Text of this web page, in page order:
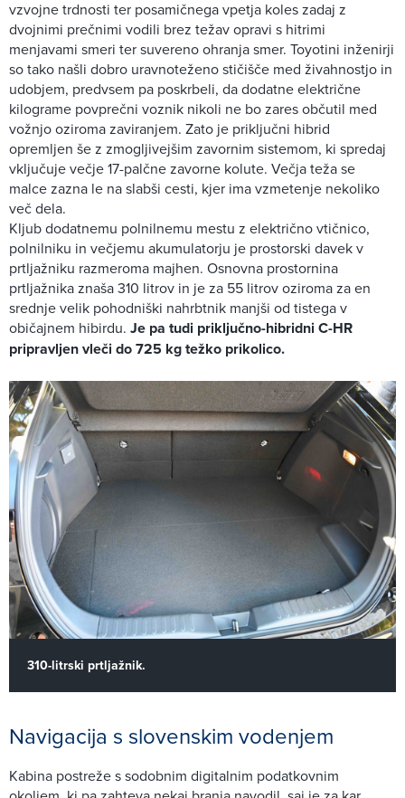
vzvojne trdnosti ter posamičnega vpetja koles zadaj z
dvojnimi prečnimi vodili brez težav opravi s hitrimi
menjavami smeri ter suvereno ohranja smer. Toyotini inženirji
so tako našli dobro uravnoteženo stičišče med živahnostjo in
udobjem, predvsem pa poskrbeli, da dodatne električne
kilograme povprečni voznik nikoli ne bo zares občutil med
vožnjo oziroma zaviranjem. Zato je priključni hibrid
opremljen še z zmogljivejšim zavornim sistemom, ki spredaj
vključuje večje 17-palčne zavorne kolute. Večja teža se
malce zazna le na slabši cesti, kjer ima vzmetenje nekoliko
več dela.
Kljub dodatnemu polnilnemu mestu z električno vtičnico,
polnilniku in večjemu akumulatorju je prostorski davek v
prtljažniku razmeroma majhen. Osnovna prostornina
prtljažnika znaša 310 litrov in je za 55 litrov oziroma za en
srednje velik pohodniški nahrbtnik manjši od tistega v
običajnem hibirdu. Je pa tudi priključno-hibridni C-HR
pripravljen vleči do 725 kg težko prikolico.
310-litrski prtljažnik.
Navigacija s slovenskim vodenjem
Kabina postreže s sodobnim digitalnim podatkovnim